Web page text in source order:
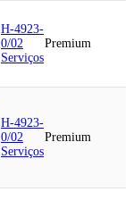
H-4923-
0/02
Serviços
Premium
H-4923-
0/02
Serviços
Premium